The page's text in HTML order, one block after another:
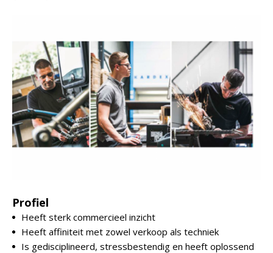
Profiel
Heeft sterk commercieel inzicht
Heeft affiniteit met zowel verkoop als techniek
Is gedisciplineerd, stressbestendig en heeft oplossend